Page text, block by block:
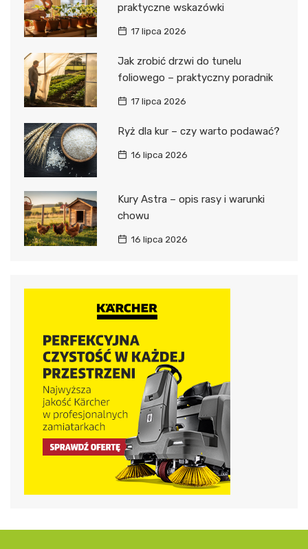
praktyczne wskazówki
17 lipca 2026
Jak zrobić drzwi do tunelu
foliowego – praktyczny poradnik
17 lipca 2026
Ryż dla kur – czy warto podawać?
16 lipca 2026
Kury Astra – opis rasy i warunki
chowu
16 lipca 2026